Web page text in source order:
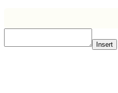
Insert